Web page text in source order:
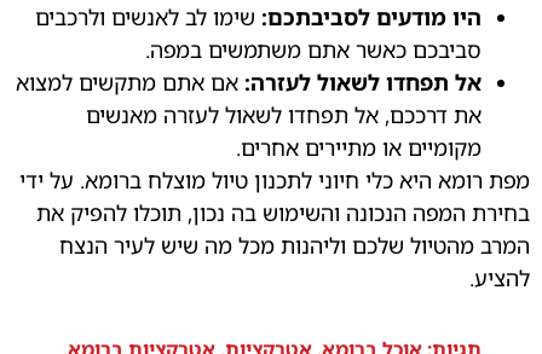
היו מודעים לסביבתכם: שימו לב לאנשים ולרכבים
סביבכם כאשר אתם משתמשים במפה.
אל תפחדו לשאול לעזרה: אם אתם מתקשים למצוא
את דרככם, אל תפחדו לשאול לעזרה מאנשים
מקומיים או מתיירים אחרים.
מפת רומא היא כלי חיוני לתכנון טיול מוצלח ברומא. על ידי
בחירת המפה הנכונה והשימוש בה נכון, תוכלו להפיק את
המרב מהטיול שלכם וליהנות מכל מה שיש לעיר הנצח
להציע.